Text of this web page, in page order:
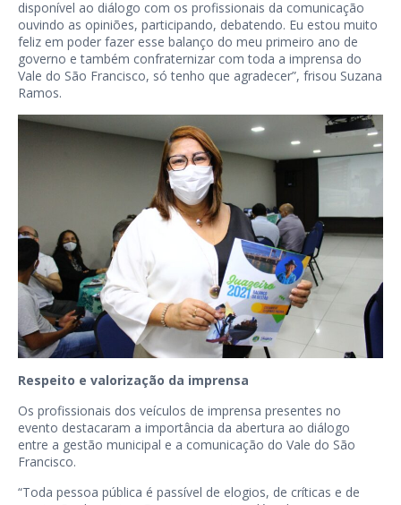
disponível ao diálogo com os profissionais da comunicação
ouvindo as opiniões, participando, debatendo. Eu estou muito
feliz em poder fazer esse balanço do meu primeiro ano de
governo e também confraternizar com toda a imprensa do
Vale do São Francisco, só tenho que agradecer”, frisou Suzana
Ramos.
Respeito e valorização da imprensa
Os profissionais dos veículos de imprensa presentes no
evento destacaram a importância da abertura ao diálogo
entre a gestão municipal e a comunicação do Vale do São
Francisco.
“Toda pessoa pública é passível de elogios, de críticas e de